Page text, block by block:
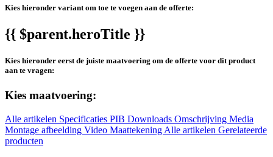
Kies hieronder variant om toe te voegen aan de offerte:
{{ $parent.heroTitle }}
Kies hieronder eerst de juiste maatvoering om de offerte voor dit product
aan te vragen:
Kies maatvoering:
Alle artikelen Specificaties PIB Downloads Omschrijving Media
Montage afbeelding Video Maattekening Alle artikelen Gerelateerde
producten